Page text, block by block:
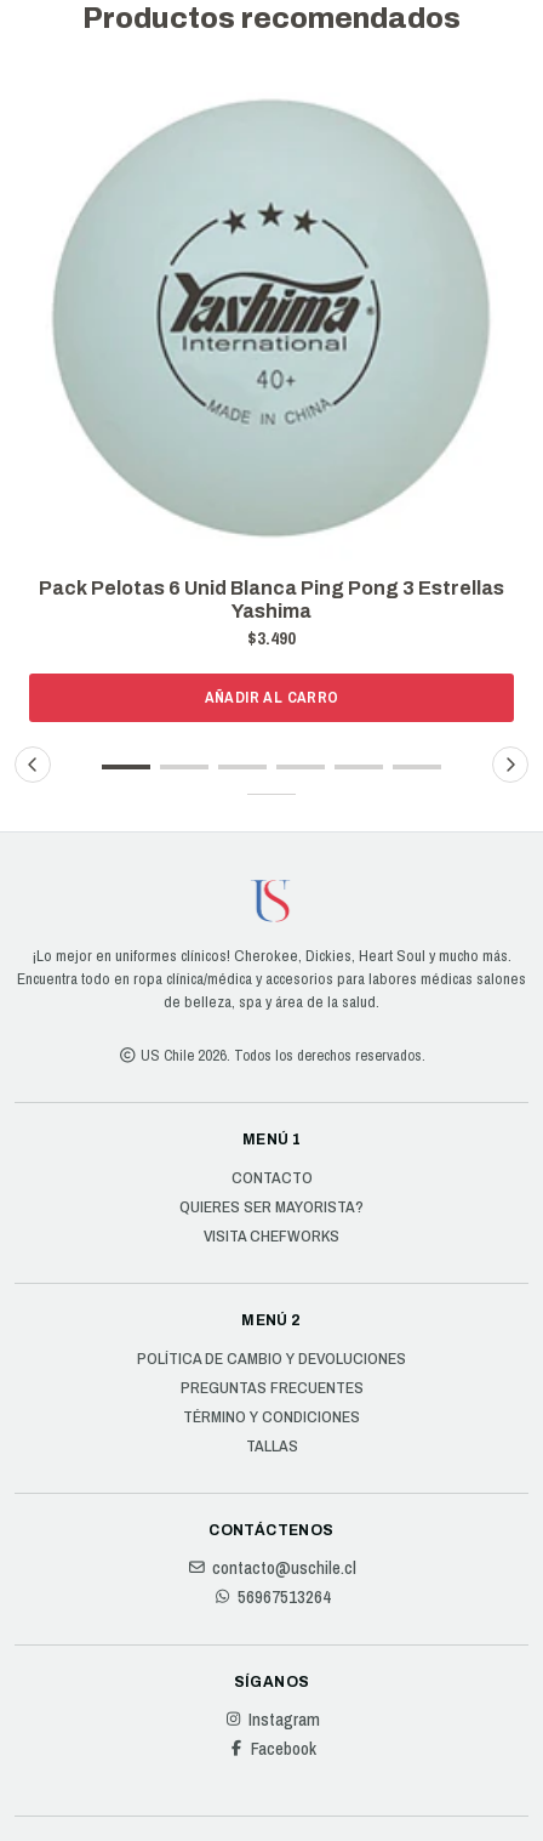
Productos recomendados
Pack Pelotas 6 Unid Blanca Ping Pong 3 Estrellas
Yashima
$3.490
AÑADIR AL CARRO
¡Lo mejor en uniformes clínicos! Cherokee, Dickies, Heart Soul y mucho más.
Encuentra todo en ropa clínica/médica y accesorios para labores médicas salones
de belleza, spa y área de la salud.
US Chile 2026. Todos los derechos reservados.
MENÚ 1
CONTACTO
QUIERES SER MAYORISTA?
VISITA CHEFWORKS
MENÚ 2
POLÍTICA DE CAMBIO Y DEVOLUCIONES
PREGUNTAS FRECUENTES
TÉRMINO Y CONDICIONES
TALLAS
CONTÁCTENOS
contacto@uschile.cl
56967513264
SÍGANOS
Instagram
Facebook